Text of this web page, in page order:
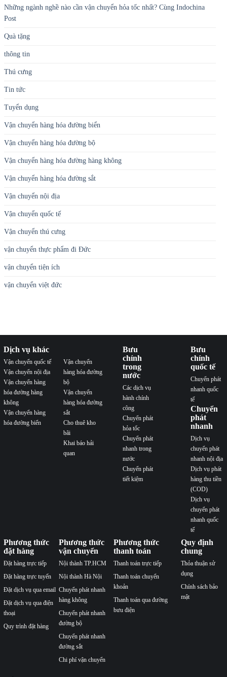
Những ngành nghề nào cần vận chuyển hỏa tốc nhất? Cùng Indochina
Post
Quà tặng
thông tin
Thú cưng
Tin tức
Tuyển dụng
Vận chuyển hàng hóa đường biển
Vận chuyển hàng hóa đường bộ
Vận chuyển hàng hóa đường hàng không
Vận chuyển hàng hóa đường sắt
Vận chuyển nội địa
Vận chuyển quốc tế
Vận chuyển thú cưng
vận chuyển thực phẩm đi Đức
vận chuyển tiện ích
vận chuyển việt đức
Dịch vụ khác
Vận chuyển quốc tế
Vận chuyển nội địa
Vận chuyển hàng
hóa đường hàng
không
Vận chuyển hàng
hóa đường biển
Vận chuyển
hàng hóa đường
bộ
Vận chuyển
hàng hóa đường
sắt
Cho thuê kho
bãi
Khai báo hải
quan
Bưu
chính
trong
nước
Các dịch vụ
hành chính
công
Chuyển phát
hỏa tốc
Chuyển phát
nhanh trong
nước
Chuyển phát
tiết kiệm
Bưu
chính
quốc tế
Chuyển phát
nhanh quốc
tế
Chuyển
phát
nhanh
Dịch vụ
chuyển phát
nhanh nội địa
Dịch vụ phát
hàng thu tiền
(COD)
Dịch vụ
chuyển phát
nhanh quốc
tế
Phương thức
đặt hàng
Đặt hàng trực tiếp
Đặt hàng trực tuyến
Đặt dịch vụ qua email
Đặt dịch vụ qua điện
thoại
Quy trình đặt hàng
Phương thức
vận chuyển
Nội thành TP.HCM
Nội thành Hà Nội
Chuyển phát nhanh
hàng không
Chuyển phát nhanh
đường bộ
Chuyển phát nhanh
đường sắt
Chi phí vận chuyển
Phương thức
thanh toán
Thanh toán trực tiếp
Thanh toán chuyển
khoản
Thanh toán qua đường
bưu điện
Quy định
chung
Thỏa thuận sử
dụng
Chính sách bảo
mật